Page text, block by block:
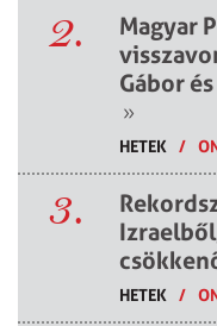
2.
Magyar
Gábor
»
HETEK /
3.
HETEK /